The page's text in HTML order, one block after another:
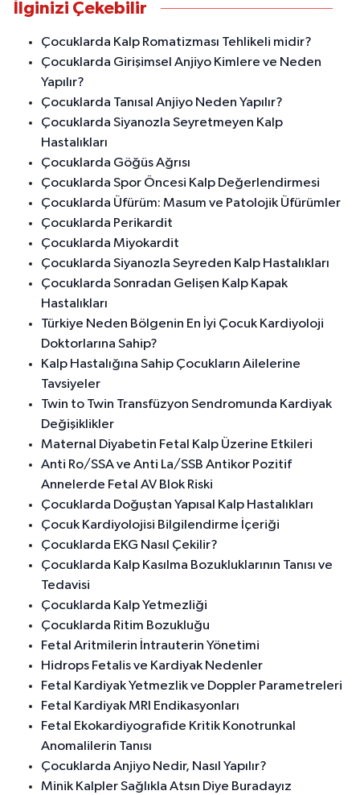
İlginizi Çekebilir
Çocuklarda Kalp Romatizması Tehlikeli midir?
Çocuklarda Girişimsel Anjiyo Kimlere ve Neden
Yapılır?
Çocuklarda Tanısal Anjiyo Neden Yapılır?
Çocuklarda Siyanozla Seyretmeyen Kalp
Hastalıkları
Çocuklarda Göğüs Ağrısı
Çocuklarda Spor Öncesi Kalp Değerlendirmesi
Çocuklarda Üfürüm: Masum ve Patolojik Üfürümler
Çocuklarda Perikardit
Çocuklarda Miyokardit
Çocuklarda Siyanozla Seyreden Kalp Hastalıkları
Çocuklarda Sonradan Gelişen Kalp Kapak
Hastalıkları
Türkiye Neden Bölgenin En İyi Çocuk Kardiyoloji
Doktorlarına Sahip?
Kalp Hastalığına Sahip Çocukların Ailelerine
Tavsiyeler
Twin to Twin Transfüzyon Sendromunda Kardiyak
Değişiklikler
Maternal Diyabetin Fetal Kalp Üzerine Etkileri
Anti Ro/SSA ve Anti La/SSB Antikor Pozitif
Annelerde Fetal AV Blok Riski
Çocuklarda Doğuştan Yapısal Kalp Hastalıkları
Çocuk Kardiyolojisi Bilgilendirme İçeriği
Çocuklarda EKG Nasıl Çekilir?
Çocuklarda Kalp Kasılma Bozukluklarının Tanısı ve
Tedavisi
Çocuklarda Kalp Yetmezliği
Çocuklarda Ritim Bozukluğu
Fetal Aritmilerin İntrauterin Yönetimi
Hidrops Fetalis ve Kardiyak Nedenler
Fetal Kardiyak Yetmezlik ve Doppler Parametreleri
Fetal Kardiyak MRI Endikasyonları
Fetal Ekokardiyografide Kritik Konotrunkal
Anomalilerin Tanısı
Çocuklarda Anjiyo Nedir, Nasıl Yapılır?
Minik Kalpler Sağlıkla Atsın Diye Buradayız